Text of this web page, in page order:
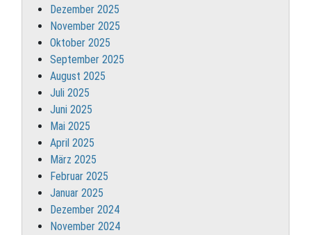
Dezember 2025
November 2025
Oktober 2025
September 2025
August 2025
Juli 2025
Juni 2025
Mai 2025
April 2025
März 2025
Februar 2025
Januar 2025
Dezember 2024
November 2024